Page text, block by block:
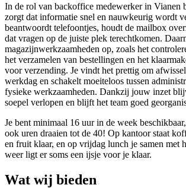
In de rol van backoffice medewerker in Vianen
zorgt dat informatie snel en nauwkeurig wordt
beantwoordt telefoontjes, houdt de mailbox
dat vragen op de juiste plek terechtkomen.
magazijnwerkzaamheden op, zoals het
het verzamelen van bestellingen en het
voor verzending. Je vindt het prettig om
werkdag en schakelt moeiteloos tussen
fysieke werkzaamheden. Dankzij jouw inzet
soepel verlopen en blijft het team goed
Je bent minimaal 16 uur in de week
ook uren draaien tot de 40! Op kantoor staat
en fruit klaar, en op vrijdag lunch je samen met
weer ligt er soms een ijsje voor je klaar.
Wat wij bieden